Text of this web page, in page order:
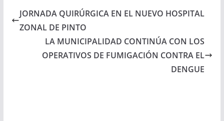
JORNADA QUIRÚRGICA EN EL NUEVO HOSPITAL
ZONAL DE PINTO
LA MUNICIPALIDAD CONTINÚA CON LOS
OPERATIVOS DE FUMIGACIÓN CONTRA EL
DENGUE